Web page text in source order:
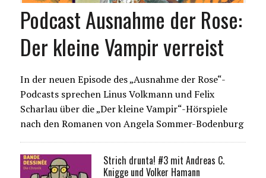
Podcast Ausnahme der Rose:
Der kleine Vampir verreist
In der neuen Episode des „Ausnahme der Rose“-
Podcasts sprechen Linus Volkmann und Felix
Scharlau über die „Der kleine Vampir“-Hörspiele
nach den Romanen von Angela Sommer-Bodenburg
Strich drunta! #3 mit Andreas C.
Knigge und Volker Hamann